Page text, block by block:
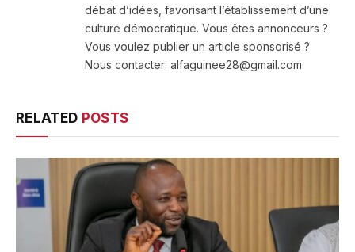
débat d’idées, favorisant l’établissement d’une
culture démocratique. Vous êtes annonceurs ?
Vous voulez publier un article sponsorisé ?
Nous contacter: alfaguinee28@gmail.com
RELATED POSTS